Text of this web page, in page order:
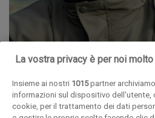
FRANCO
POETA
«Uno dei poeti più importanti di
La vostra privacy è per noi
Insieme ai nostri 1015partner
informazioni sul dispositivo dell'utente,
cookie, per il trattamento dei dati